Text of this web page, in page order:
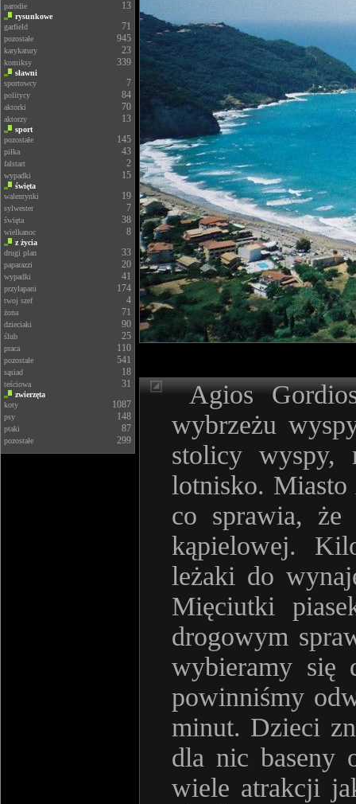
parodie 13
rysunkowe
garfield
71
pozostałe 945
karykatury 23
komiksy 339
sławni
sportowcy
7
politycy 84
aktorki 70
aktorzy 13
sport
pozostałe
145
piłka 43
falstart 2
wypadki 15
święta
walentynki
19
sylwester 7
święta 38
wielkanoc 8
z życia
drugi plan
33
paparazzi 20
wypadki 41
przyłapani 174
twoj szef 4
żona 71
dzieciaki 90
ślub 25
praca 110
pozostałe 541
sąsiad 18
teściowa 31
zwierzęta
koty
1087
psy 148
ptaki 87
pozostałe 299
Agios Gordios
wybrzeżu
stolicy wyspy,
lotnisko. Miasto
co sprawia,
kąpielowej.
leżaki do
Mięciutki
drogowym
wybieramy się
powinniśmy
minut. Dzieci
dla nic baseny
wiele atrakcji